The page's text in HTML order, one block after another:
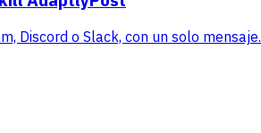
Discord o Slack, con un solo mensaje.